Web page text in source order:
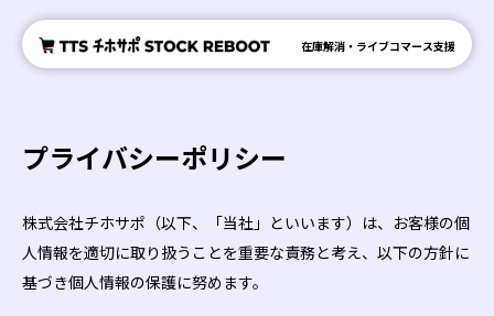
在庫解消・ライブコマース支援
プライバシーポリシー
株式会社チホサポ（以下、「当社」といいます）は、お客様の個
人情報を適切に取り扱うことを重要な責務と考え、以下の方針に
基づき個人情報の保護に努めます。